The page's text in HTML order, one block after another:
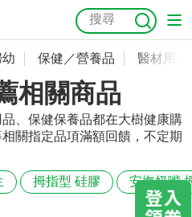
菌 魚油 幼兒米餅 貓砂
保健／營養品 醫材用品
相關商品
、保健保養品都在大樹健康購
關指定品項滿額回饋，不定期
拇指型 硅膠 安撫奶嘴